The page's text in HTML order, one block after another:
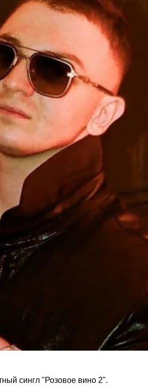
сингл "Розовое вино 2".